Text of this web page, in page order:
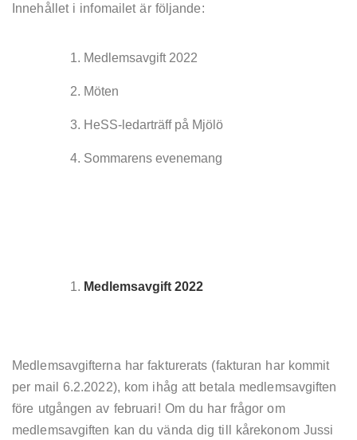
Innehållet i infomailet är följande:
Medlemsavgift 2022
Möten
HeSS-ledarträff på Mjölö
Sommarens evenemang
Medlemsavgift 2022
Medlemsavgifterna har fakturerats (fakturan har kommit
per mail 6.2.2022), kom ihåg att betala medlemsavgiften
före utgången av februari! Om du har frågor om
medlemsavgiften kan du vända dig till kårekonom Jussi